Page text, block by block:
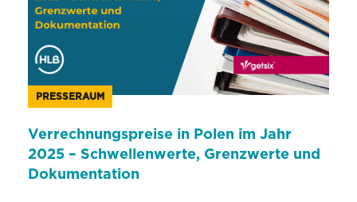
PRESSERAUM
Verrechnungspreise in Polen im Jahr
2025 – Schwellenwerte, Grenzwerte und
Dokumentation